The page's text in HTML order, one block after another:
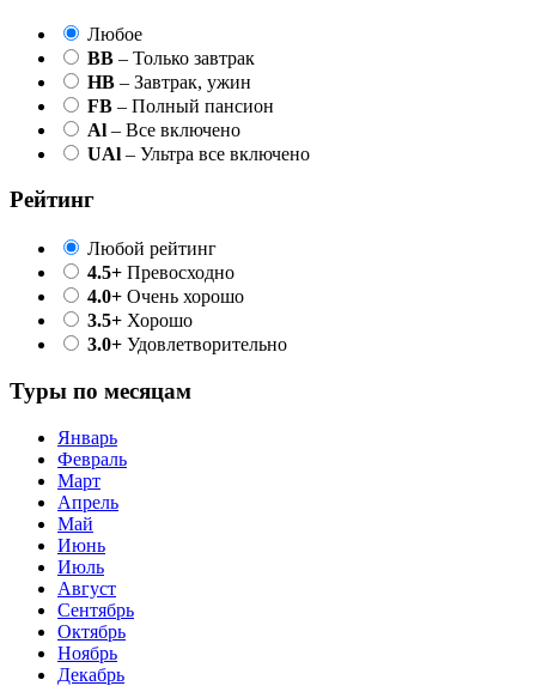
Любое
BB – Только завтрак
HB – Завтрак, ужин
FB – Полный пансион
Al – Все включено
UAl – Ультра все включено
Рейтинг
Любой рейтинг
4.5+ Превосходно
4.0+ Очень хорошо
3.5+ Хорошо
3.0+ Удовлетворительно
Туры по месяцам
Январь
Февраль
Март
Апрель
Май
Июнь
Июль
Август
Сентябрь
Октябрь
Ноябрь
Декабрь